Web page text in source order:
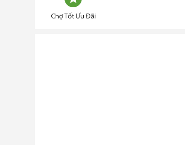
Chợ Tốt Ưu Đãi